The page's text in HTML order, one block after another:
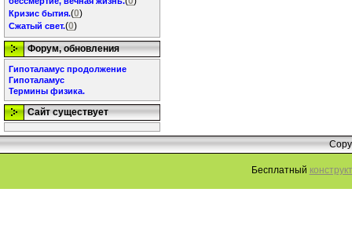
Кризис бытия.(0)
Сжатый свет.(0)
Форум, обновления
Гипоталамус продолжение
Гипоталамус
Термины физика.
Сайт существует
Бесплатный